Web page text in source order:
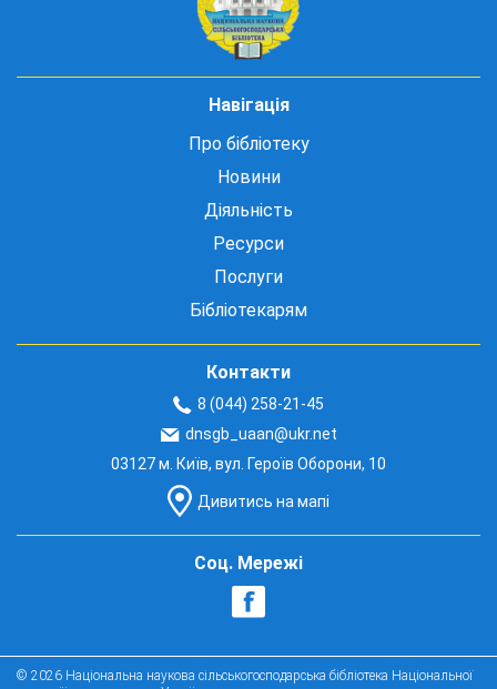
Навігація
Про бібліотеку
Новини
Діяльність
Ресурси
Послуги
Бібліотекарям
Контакти
8 (044) 258-21-45
dnsgb_uaan@ukr.net
03127 м. Київ, вул. Героїв Оборони, 10
Дивитись на мапі
Соц. Мережі
© 2026 Національна наукова сільськогосподарська бібліотека Національної